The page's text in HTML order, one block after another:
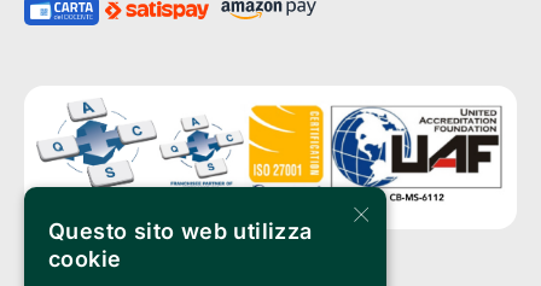
×
Questo sito web utilizza
cookie